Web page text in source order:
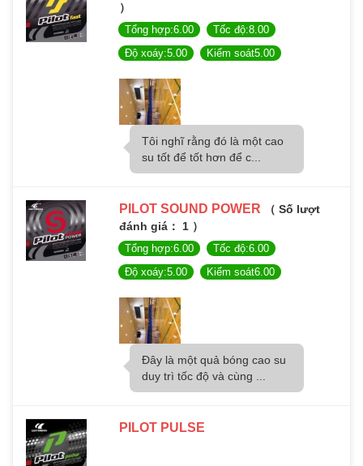
）
Tổng hợp:6.00
Tốc độ:8.00
Độ xoáy:5.00
Kiểm soát5.00
Tôi nghĩ rằng đó là một cao
su tốt để tốt hơn để c...
PILOT SOUND POWER （ Số lượt
đánh giá： 1 ）
Tổng hợp:6.00
Tốc độ:6.00
Độ xoáy:5.00
Kiểm soát6.00
Đây là một quả bóng cao su
duy trì tốc độ và cùng ...
PILOT PULSE